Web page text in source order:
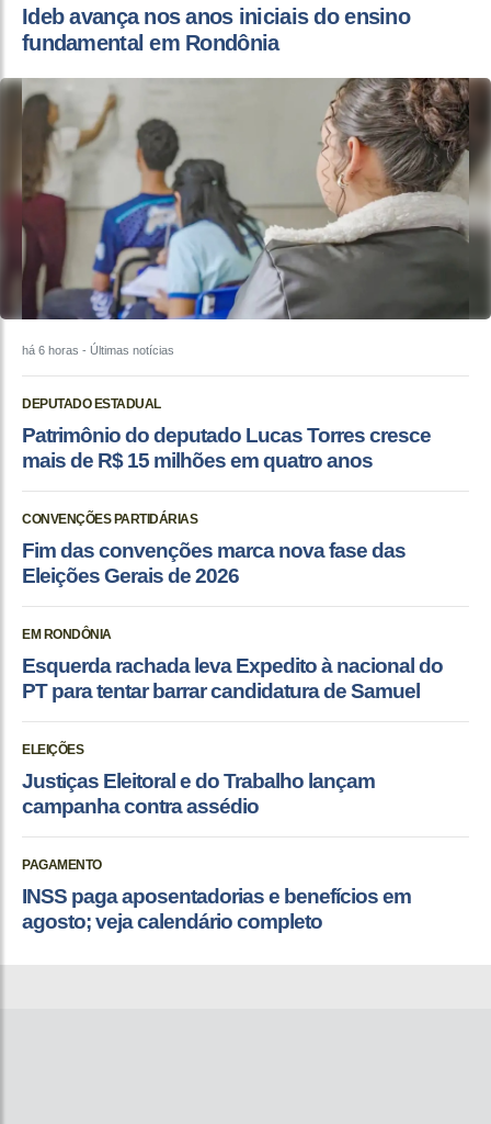
Ideb avança nos anos iniciais do ensino
fundamental em Rondônia
há 6 horas - Últimas notícias
DEPUTADO ESTADUAL
Patrimônio do deputado Lucas Torres cresce
mais de R$ 15 milhões em quatro anos
CONVENÇÕES PARTIDÁRIAS
Fim das convenções marca nova fase das
Eleições Gerais de 2026
EM RONDÔNIA
Esquerda rachada leva Expedito à nacional do
PT para tentar barrar candidatura de Samuel
ELEIÇÕES
Justiças Eleitoral e do Trabalho lançam
campanha contra assédio
PAGAMENTO
INSS paga aposentadorias e benefícios em
agosto; veja calendário completo